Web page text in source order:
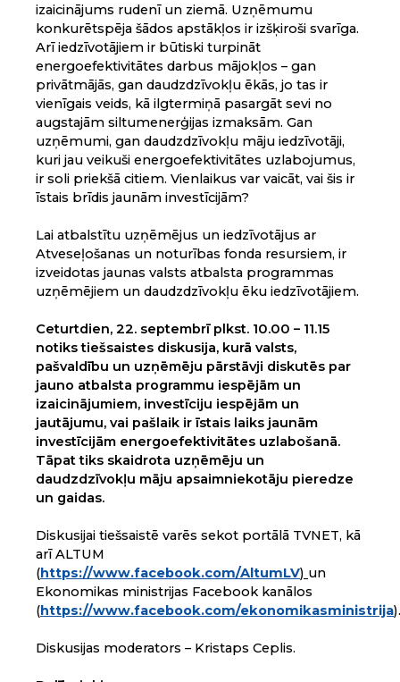
izaicinājums rudenī un ziemā. Uzņēmumu
konkurētspēja šādos apstākļos ir izšķiroši svarīga.
Arī iedzīvotājiem ir būtiski turpināt
energoefektivitātes darbus mājokļos – gan
privātmājās, gan daudzdzīvokļu ēkās, jo tas ir
vienīgais veids, kā ilgtermiņā pasargāt sevi no
augstajām siltumenerģijas izmaksām. Gan
uzņēmumi, gan daudzdzīvokļu māju iedzīvotāji,
kuri jau veikuši energoefektivitātes uzlabojumus,
ir soli priekšā citiem. Vienlaikus var vaicāt, vai šis ir
īstais brīdis jaunām investīcijām?
Lai atbalstītu uzņēmējus un iedzīvotājus ar
Atveseļošanas un noturības fonda resursiem, ir
izveidotas jaunas valsts atbalsta programmas
uzņēmējiem un daudzdzīvokļu ēku iedzīvotājiem.
Ceturtdien, 22. septembrī plkst. 10.00 – 11.15
notiks tiešsaistes diskusija, kurā valsts,
pašvaldību un uzņēmēju pārstāvji diskutēs par
jauno atbalsta programmu iespējām un
izaicinājumiem, investīciju iespējām un
jautājumu, vai pašlaik ir īstais laiks jaunām
investīcijām energoefektivitātes uzlabošanā.
Tāpat tiks skaidrota uzņēmēju un
daudzdzīvokļu māju apsaimniekotāju pieredze
un gaidas.
Diskusijai tiešsaistē varēs sekot portālā TVNET, kā
arī ALTUM
(https://www.facebook.com/AltumLV) un
Ekonomikas ministrijas Facebook kanālos
(https://www.facebook.com/ekonomikasministrija).
Diskusijas moderators – Kristaps Ceplis.